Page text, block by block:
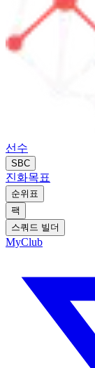
선수
SBC
진화목표
순위표
팩
스쿼드 빌더
MyClub